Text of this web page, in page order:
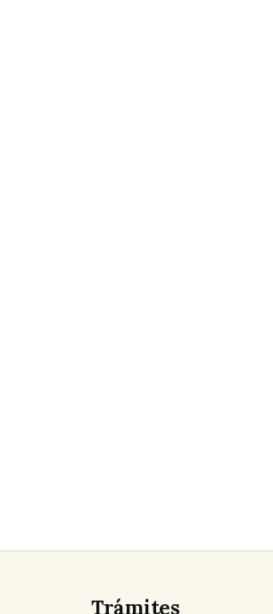
Trámites